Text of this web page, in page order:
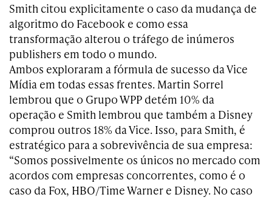
Smith citou explicitamente o caso da mudança de
algoritmo do Facebook e como essa
transformação alterou o tráfego de inúmeros
publishers em todo o mundo.
Ambos exploraram a fórmula de sucesso da Vice
Mídia em todas essas frentes. Martin Sorrel
lembrou que o Grupo WPP detém 10% da
operação e Smith lembrou que também a Disney
comprou outros 18% da Vice. Isso, para Smith, é
estratégico para a sobrevivência de sua empresa:
“Somos possivelmente os únicos no mercado com
acordos com empresas concorrentes, como é o
caso da Fox, HBO/Time Warner e Disney. No caso